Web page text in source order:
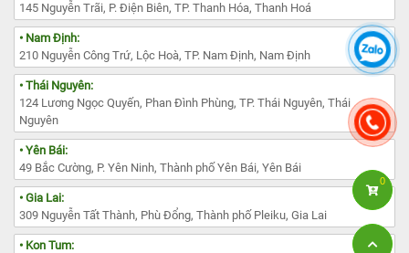
145 Nguyễn Trãi, P. Điện Biên, TP. Thanh Hóa, Thanh Hoá
• Nam Định:
210 Nguyễn Công Trứ, Lộc Hoà, TP. Nam Định, Nam Định
• Thái Nguyên:
124 Lương Ngọc Quyến, Phan Đình Phùng, TP. Thái Nguyên, Thái
Nguyên
• Yên Bái:
49 Bắc Cường, P. Yên Ninh, Thành phố Yên Bái, Yên Bái
• Gia Lai:
309 Nguyễn Tất Thành, Phù Đổng, Thành phố Pleiku, Gia Lai
• Kon Tum:
0